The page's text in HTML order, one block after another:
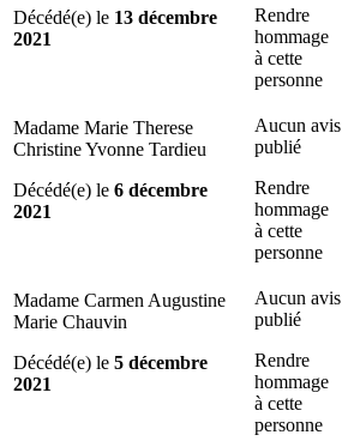
Décédé(e) le 13 décembre
2021
Rendre
hommage
à cette
personne
Madame Marie Therese
Christine Yvonne Tardieu
Décédé(e) le 6 décembre
2021
Aucun avis
publié
Rendre
hommage
à cette
personne
Madame Carmen Augustine
Marie Chauvin
Décédé(e) le 5 décembre
2021
Aucun avis
publié
Rendre
hommage
à cette
personne